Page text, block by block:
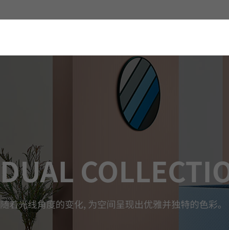
Dual, BENIF, BENIF Colors
DUAL
随着光线角度的变化, 为空间呈现出优雅并独特的色彩。